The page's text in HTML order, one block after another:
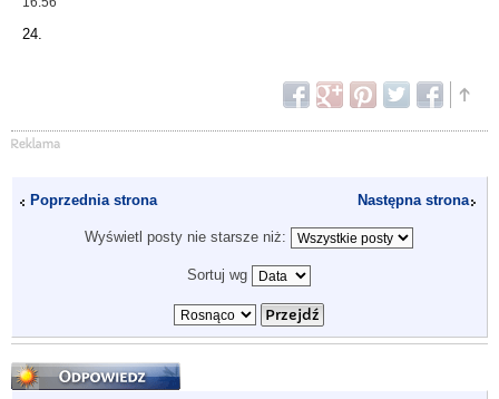
24.
Poprzednia strona Następna strona
Wyświetl posty nie starsze niż:
Sortuj wg
Odpowiedz